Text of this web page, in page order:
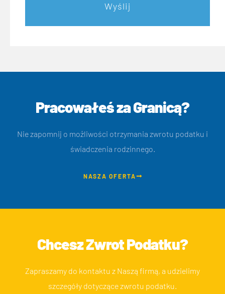
Wyślij
Pracowałeś za Granicą?
Nie zapomnij o możliwości otrzymania zwrotu podatku i
świadczenia rodzinnego.
NASZA OFERTA
Chcesz Zwrot Podatku?
Zapraszamy do kontaktu z Naszą firmą, a udzielimy
szczegóły dotyczące zwrotu podatku.